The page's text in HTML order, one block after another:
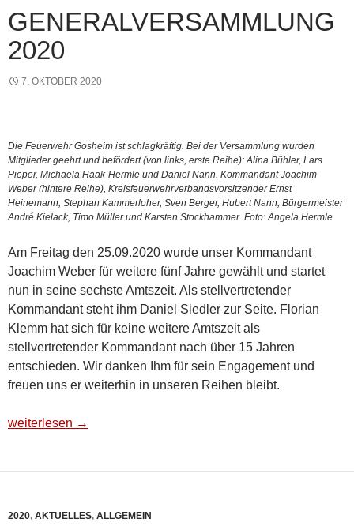
GENERALVERSAMMLUNG
2020
7. OKTOBER 2020
Die Feuerwehr Gosheim ist schlagkräftig. Bei der Versammlung wurden
Mitglieder geehrt und befördert (von links, erste Reihe): Alina Bühler, Lars
Pieper, Michaela Haak-Hermle und Daniel Nann. Kommandant Joachim
Weber (hintere Reihe), Kreisfeuerwehrverbandsvorsitzender Ernst
Heinemann, Stephan Kammerloher, Sven Berger, Hubert Nann, Bürgermeister
André Kielack, Timo Müller und Karsten Stockhammer. Foto: Angela Hermle
Am Freitag den 25.09.2020 wurde unser Kommandant
Joachim Weber für weitere fünf Jahre gewählt und startet
nun in seine sechste Amtszeit. Als stellvertretender
Kommandant steht ihm Daniel Siedler zur Seite. Florian
Klemm hat sich für keine weitere Amtszeit als
stellvertretender Kommandant nach über 15 Jahren
entschieden. Wir danken Ihm für sein Engagement und
freuen uns er weiterhin in unseren Reihen bleibt.
Generalversammlung 2020
weiterlesen →
2020, AKTUELLES, ALLGEMEIN